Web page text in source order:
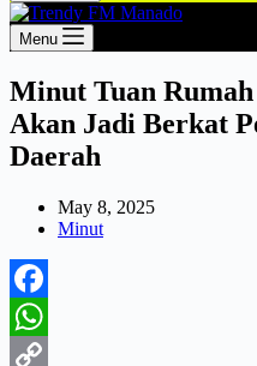
Menu
Minut Tuan
Akan Jadi Berkat
Daerah
May 8, 2025
Minut
Facebook
WhatsApp